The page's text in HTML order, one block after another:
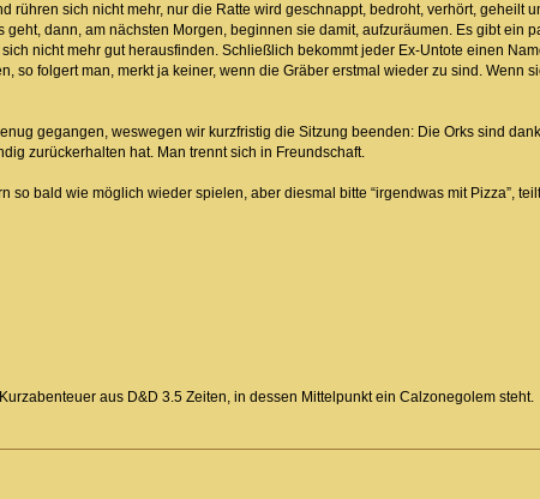
rühren sich nicht mehr, nur die Ratte wird geschnappt, bedroht, verhört, geheilt
dann, am nächsten Morgen, beginnen sie damit, aufzuräumen. Es gibt ein
nicht mehr gut herausfinden. Schließlich bekommt jeder Ex-Untote einen
so folgert man, merkt ja keiner, wenn die Gräber erstmal wieder zu sind. Wenn
gegangen, weswegen wir kurzfristig die Sitzung beenden: Die Orks sind
zurückerhalten hat. Man trennt sich in Freundschaft.
so bald wie möglich wieder spielen, aber diesmal bitte “irgendwas mit Pizza”,
aus D&D 3.5 Zeiten, in dessen Mittelpunkt ein Calzonegolem steht.